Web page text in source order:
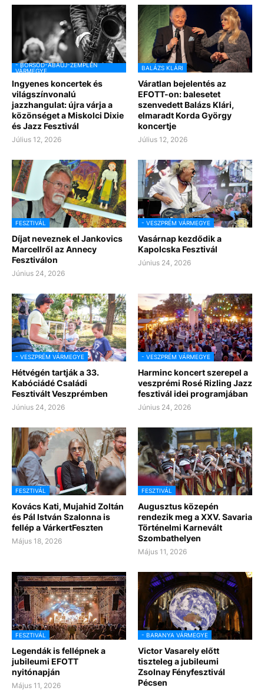
- BORSOD-ABAÚJ-ZEMPLÉN
VÁRMEGYE
Ingyenes koncertek és
világszínvonalú
jazzhangulat: újra várja a
közönséget a Miskolci Dixie
és Jazz Fesztivál
Július 12, 2026
BALÁZS KLÁRI
Váratlan bejelentés az
EFOTT-on: balesetet
szenvedett Balázs Klári,
elmaradt Korda György
koncertje
Július 12, 2026
FESZTIVÁL
Díjat neveznek el Jankovics
Marcellről az Annecy
Fesztiválon
Június 24, 2026
- VESZPRÉM VÁRMEGYE
Vasárnap kezdődik a
Kapolcska Fesztivál
Június 24, 2026
- VESZPRÉM VÁRMEGYE
Hétvégén tartják a 33.
Kabóciádé Családi
Fesztivált Veszprémben
Június 24, 2026
- VESZPRÉM VÁRMEGYE
Harminc koncert szerepel a
veszprémi Rosé Rizling Jazz
fesztivál idei programjában
Június 24, 2026
FESZTIVÁL
Kovács Kati, Mujahid Zoltán
és Pál István Szalonna is
fellép a VárkertFeszten
Május 18, 2026
FESZTIVÁL
Augusztus közepén
rendezik meg a XXV. Savaria
Történelmi Karnevált
Szombathelyen
Május 11, 2026
FESZTIVÁL
Legendák is fellépnek a
jubileumi EFOTT
nyitónapján
Május 11, 2026
- BARANYA VÁRMEGYE
Victor Vasarely előtt
tiszteleg a jubileumi
Zsolnay Fényfesztivál
Pécsen